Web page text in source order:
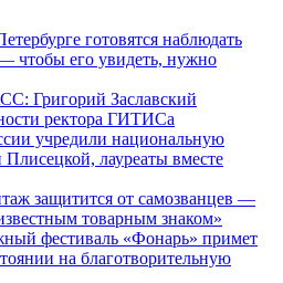
готовятся наблюдать
чтобы его увидеть, нужно
Григорий Заславский
ректора ГИТИСа
учредили национальную
лауреаты вместе
защитится от самозванцев —
товарным знаком»
фестиваль «Фонарь» примет
на благотворительную